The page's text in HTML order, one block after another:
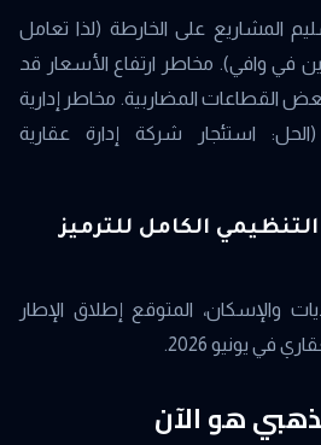
المشاريع على الخارطة (لذا تعامل
وافي). مخاطر ارتفاع الأسعار قد
القطاعات المضاربية. مخاطر إدارية
استئجار شركة إدارة عقارية
الكامل للترميز
والإسكان، المتوقع إطلاق الإطار
في يونيو 2026.
هو الآن